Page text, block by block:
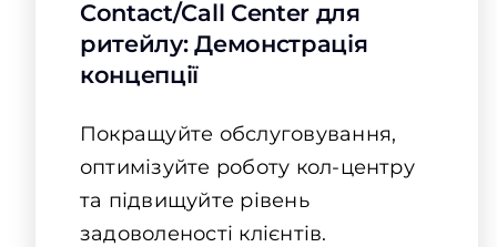
Contact/Call Center для
ритейлу: Демонстрація
концепції
Покращуйте обслуговування,
оптимізуйте роботу кол-центру
та підвищуйте рівень
задоволеності клієнтів.